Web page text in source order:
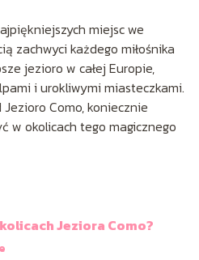
miejsc we
zachwyci każdego miłośnika
jezioro w całej Europie,
i urokliwymi miasteczkami.
Como, koniecznie
w okolicach tego magicznego
Jeziora Como?